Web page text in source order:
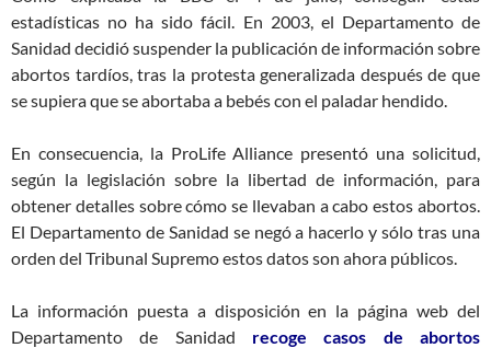
estadísticas no ha sido fácil. En 2003, el Departamento de
Sanidad decidió suspender la publicación de información sobre
abortos tardíos, tras la protesta generalizada después de que
se supiera que se abortaba a bebés con el paladar hendido.
En consecuencia, la ProLife Alliance presentó una solicitud,
según la legislación sobre la libertad de información, para
obtener detalles sobre cómo se llevaban a cabo estos abortos.
El Departamento de Sanidad se negó a hacerlo y sólo tras una
orden del Tribunal Supremo estos datos son ahora públicos.
La información puesta a disposición en la página web del
Departamento de Sanidad recoge casos de abortos